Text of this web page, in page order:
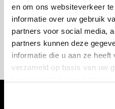
en om ons websiteverkeer
informatie over uw gebruik
partners voor social media,
partners kunnen deze
informatie die u aan ze
verzameld op basis van uw